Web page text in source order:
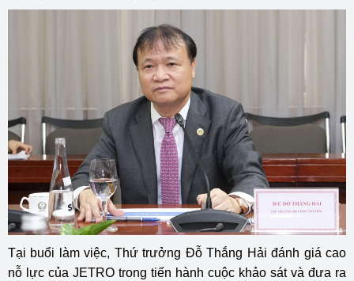
Tại buổi làm việc, Thứ trưởng Đỗ Thắng Hải đánh giá cao
nỗ lực của JETRO trong tiến hành cuộc khảo sát và đưa ra